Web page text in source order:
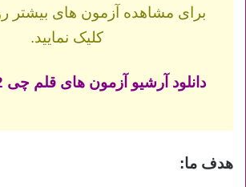
برای مشاهده آزمون های بیشتر
کلیک نمایید.
دانلود آرشیو آزمون های قلم چی 1402-1403
هدف ما: